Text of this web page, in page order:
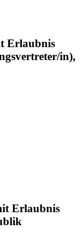
Erlaubnis
in),
Erlaubnis